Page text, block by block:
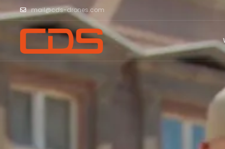
mail@cds-drones.com